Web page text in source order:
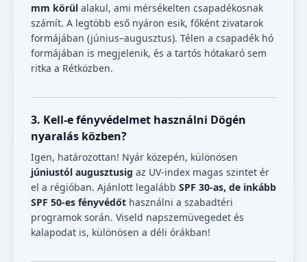
mm körül alakul, ami mérsékelten csapadékosnak
számít. A legtöbb eső nyáron esik, főként zivatarok
formájában (június–augusztus). Télen a csapadék hó
formájában is megjelenik, és a tartós hótakaró sem
ritka a Rétközben.
3. Kell-e fényvédelmet használni Dögén
nyaralás közben?
Igen, határozottan! Nyár közepén, különösen
júniustól augusztusig az UV-index magas szintet ér
el a régióban. Ajánlott legalább SPF 30-as, de inkább
SPF 50-es fényvédőt használni a szabadtéri
programok során. Viseld napszemüvegedet és
kalapodat is, különösen a déli órákban!